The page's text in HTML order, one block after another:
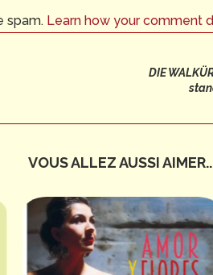
spam. Learn how your comment
DIE
VOUS ALLEZ AUSSI